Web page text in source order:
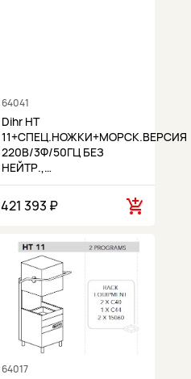
64041
Dihr HT
11+СПЕЦ.НОЖКИ+МОРСК.ВЕРСИЯ
220В/3Ф/50ГЦ БЕЗ
НЕЙТР.,…
421 393 ₽
64017